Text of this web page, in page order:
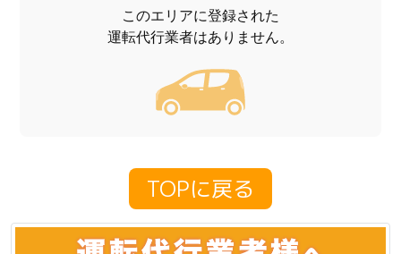
このエリアに登録された
運転代行業者はありません。
TOPに戻る